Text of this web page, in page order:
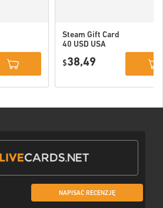
Steam Gift Card
40 USD USA
$38,49
NAPISAĆ RECENZJĘ